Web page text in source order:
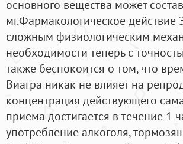
основного вещества может
мг.Фармакологическое действие
сложным физиологическим
необходимости теперь с
также беспокоится о том, что
Виагра никак не влияет на
концентрация действующего
приема достигается в течение 1
употребление алкоголя,